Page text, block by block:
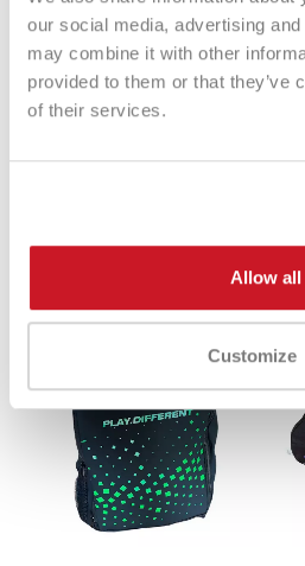
our social media, advertising
may combine it with other
provided to them or that they’ve
of their services.
Allow all
Customize
MBT Borsa Futura Black Gold
-2%